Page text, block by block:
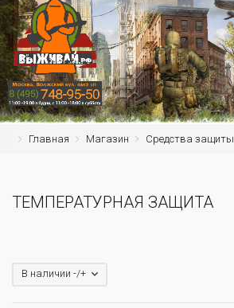
Главная Магазин Средства защиты
ТЕМПЕРАТУРНАЯ ЗАЩИТА
В наличии -/+